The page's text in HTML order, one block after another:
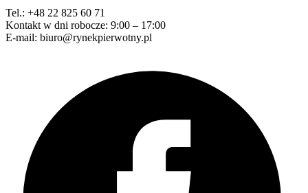
Tel.: +48 22 825 60 71
Kontakt w dni robocze: 9:00 – 17:00
E-mail: biuro@rynekpierwotny.pl